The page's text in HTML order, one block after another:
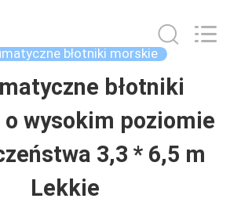
błotniki morskie
błotniki
wysokim poziomie
3,3 * 6,5 m
Lekkie